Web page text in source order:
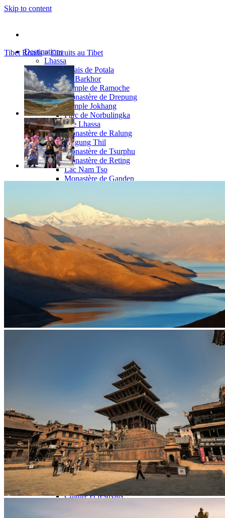
Skip to content
Destinations
Lhassa
Palais de Potala
Le Barkhor
Temple de Ramoche
Monastère de Drepung
Temple Jokhang
Parc de Norbulingka
Autour de Lhassa
Monastère de Ralung
Drigung Thil
Monastère de Tsurphu
Monastère de Reting
Lac Nam Tso
Monastère de Ganden
Mindroling
Monastère de Samyé
Yumbulagang
Monastère de Traduk
Gyantsé
Pelkor Chode & Kumbum
Forteresse de Gyantsé
Lac Yamdrok Tso
Shigatsé
Tashilumpo
Monastère Narthang
Shalu
Fort de Shigatsé
Ouest Tibet
Grottes de Dungkhar
Monastère de Khojarnath
Monastère de Sakya
Purang
Royaume de Gugé
Tirthapuri
Tsaparang
Vallée de Garuda
Circuits
Organisation
Sur-mesure
Petit groupe
Ambiance
Trek et randonnées
Les Grands Classiques
Culture et festivals
Tibet Roads > Circuits au Tibet